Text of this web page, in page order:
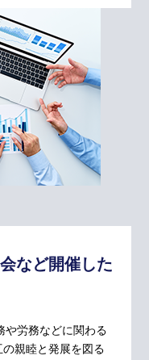
など開催した
や労務などに関わる
親睦と発展を図る